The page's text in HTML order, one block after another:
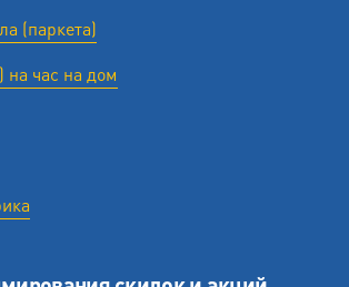
(паркета)
час на дом